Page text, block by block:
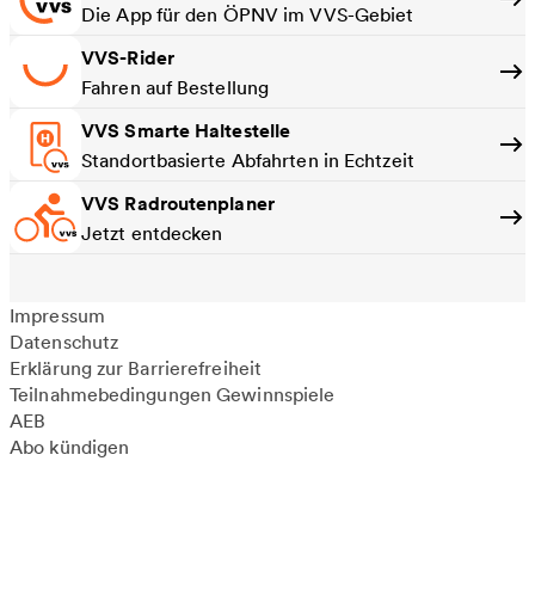
Die App für den ÖPNV im VVS-Gebiet
VVS-Rider
Fahren auf Bestellung
VVS Smarte Haltestelle
Standortbasierte Abfahrten in Echtzeit
VVS Radroutenplaner
Jetzt entdecken
Impressum
Datenschutz
Erklärung zur Barrierefreiheit
Teilnahmebedingungen Gewinnspiele
AEB
Abo kündigen